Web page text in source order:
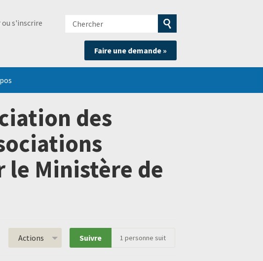
ou s'inscrire
Chercher
Soumettre
la
recherche
Faire une demande »
des
le Ministère de
Actions Suivre 1 personne suit